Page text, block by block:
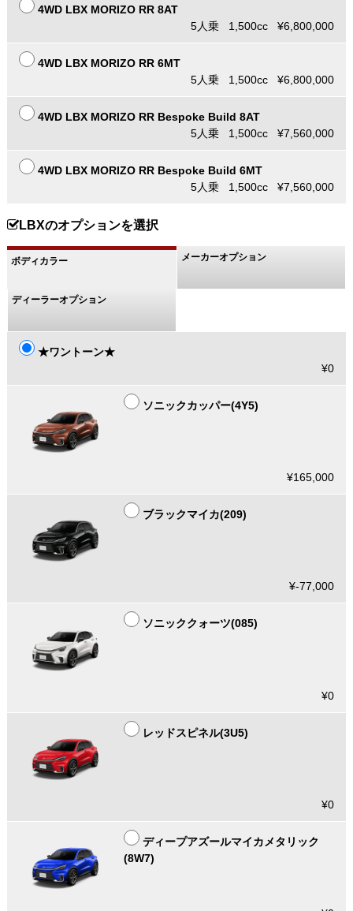
4WD LBX MORIZO RR 8AT
5人乗 1,500cc ¥6,800,000
4WD LBX MORIZO RR 6MT
5人乗 1,500cc ¥6,800,000
4WD LBX MORIZO RR Bespoke Build 8AT
5人乗 1,500cc ¥7,560,000
4WD LBX MORIZO RR Bespoke Build 6MT
5人乗 1,500cc ¥7,560,000
LBXのオプションを選択
ボディカラー メーカーオプション
ディーラーオプション
★ワントーン★
¥0
ソニックカッパー(4Y5)
¥165,000
ブラックマイカ(209)
¥-77,000
ソニッククォーツ(085)
¥0
レッドスピネル(3U5)
¥0
ディープアズールマイカメタリック
(8W7)